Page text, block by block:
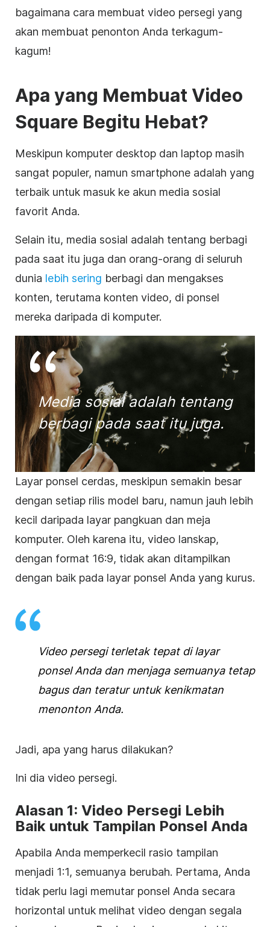
bagaimana cara membuat video persegi yang
akan membuat penonton Anda terkagum-
kagum!
Apa yang Membuat Video
Square Begitu Hebat?
Meskipun komputer desktop dan laptop masih
sangat populer, namun smartphone adalah yang
terbaik untuk masuk ke akun media sosial
favorit Anda.
Selain itu, media sosial adalah tentang berbagi
pada saat itu juga dan orang-orang di seluruh
dunia lebih sering berbagi dan mengakses
konten, terutama konten video, di ponsel
mereka daripada di komputer.
Media sosialadalah tentang
berbagi pada saat itu juga.
Layar ponsel cerdas, meskipun semakin besar
dengan setiap rilis model baru, namun jauh lebih
kecil daripada layar pangkuan dan meja
komputer. Oleh karena itu, video lanskap,
dengan format 16:9, tidak akan ditampilkan
dengan baik pada layar ponsel Anda yang kurus.
Video persegiterletak tepat di layar
ponsel Anda dan menjaga semuanya tetap
bagus dan teratur untuk kenikmatan
menonton Anda.
Jadi, apa yang harus dilakukan?
Ini dia video persegi.
Alasan 1: Video Persegi Lebih
Baik untuk Tampilan Ponsel Anda
Apabila Anda memperkecil rasio tampilan
menjadi 1:1, semuanya berubah. Pertama, Anda
tidak perlu lagi memutar ponsel Anda secara
horizontal untuk melihat video dengan segala